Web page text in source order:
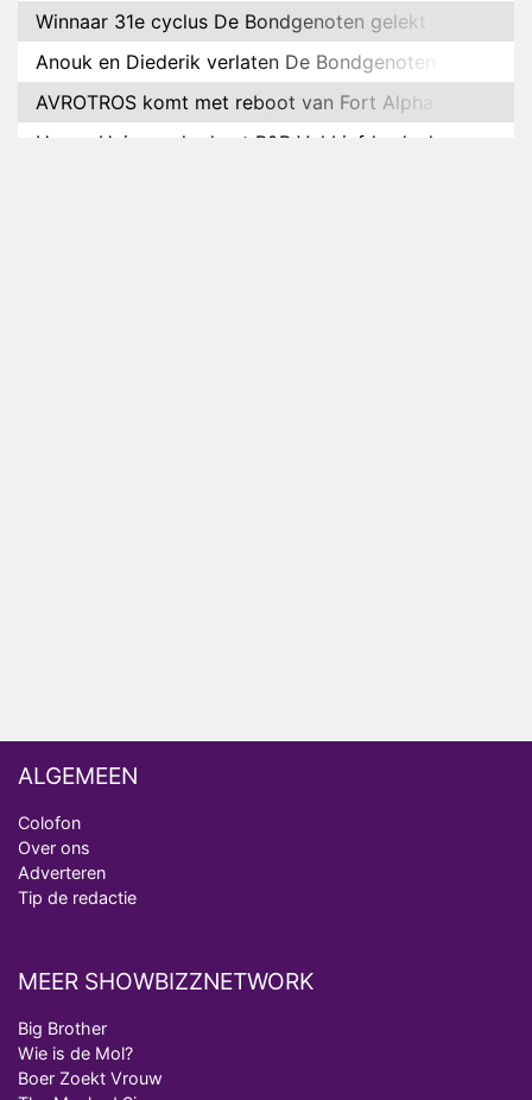
Winnaar 31e cyclus De Bondgenoten gelekt
Anouk en Diederik verlaten De Bondgenoten
AVROTROS komt met reboot van Fort Alpha
Henny Huisman herkent B&B Vol Liefde-deelnemer
ALGEMEEN
Colofon
Over ons
Adverteren
Tip de redactie
MEER SHOWBIZZNETWORK
Big Brother
Wie is de Mol?
Boer Zoekt Vrouw